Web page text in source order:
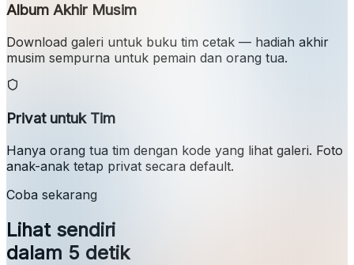
Album Akhir Musim
Download galeri untuk buku tim cetak — hadiah akhir
musim sempurna untuk pemain dan orang tua.
Privat untuk Tim
Hanya orang tua tim dengan kode yang lihat galeri. Foto
anak-anak tetap privat secara default.
Coba sekarang
Lihat sendiri
dalam 5 detik